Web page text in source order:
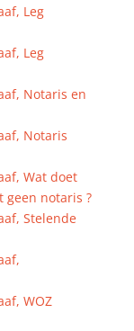
Leg
Leg
Notaris en
Notaris
Wat doet
geen notaris ?
Stelende
WOZ